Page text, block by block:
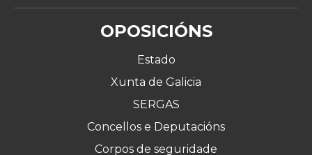
OPOSICIÓNS
Estado
Xunta de Galicia
SERGAS
Concellos e Deputacións
Corpos de seguridade